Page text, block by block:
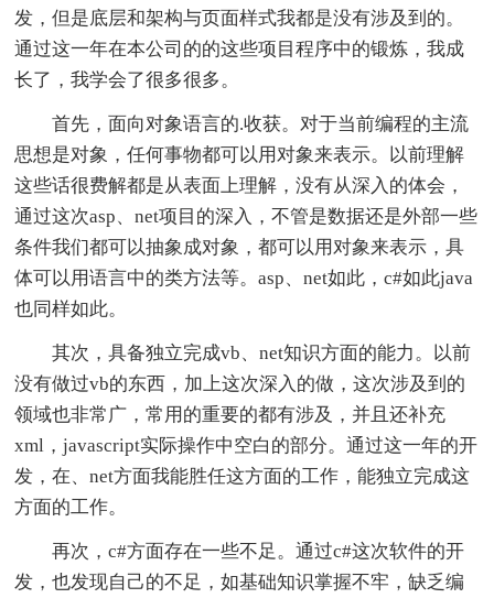
发，但是底层和架构与页面样式我都是没有涉及到的。
通过这一年在本公司的的这些项目程序中的锻炼，我成
长了，我学会了很多很多。
首先，面向对象语言的.收获。对于当前编程的主流
思想是对象，任何事物都可以用对象来表示。以前理解
这些话很费解都是从表面上理解，没有从深入的体会，
通过这次asp、net项目的深入，不管是数据还是外部一些
条件我们都可以抽象成对象，都可以用对象来表示，具
体可以用语言中的类方法等。asp、net如此，c#如此java
也同样如此。
其次，具备独立完成vb、net知识方面的能力。以前
没有做过vb的东西，加上这次深入的做，这次涉及到的
领域也非常广，常用的重要的都有涉及，并且还补充
xml，javascript实际操作中空白的部分。通过这一年的开
发，在、net方面我能胜任这方面的工作，能独立完成这
方面的工作。
再次，c#方面存在一些不足。通过c#这次软件的开
发，也发现自己的不足，如基础知识掌握不牢，缺乏编